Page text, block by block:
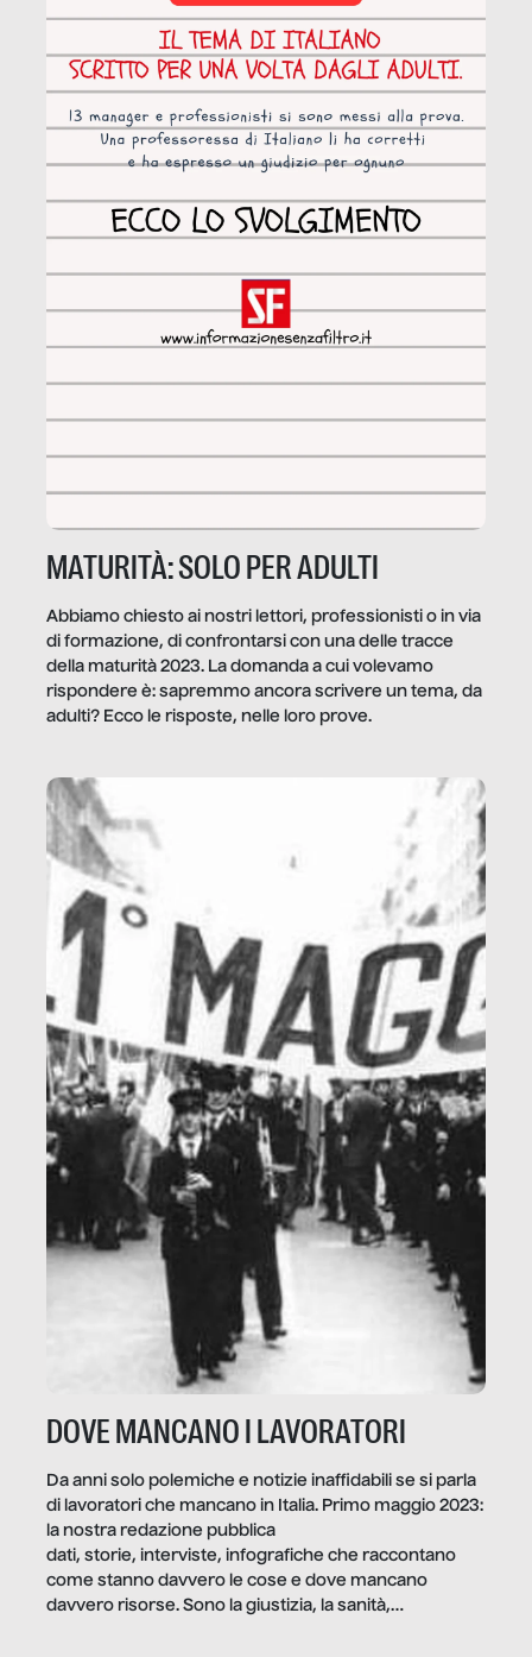
MATURITÀ: SOLO PER ADULTI
Abbiamo chiesto ai nostri lettori, professionisti o in via
di formazione, di confrontarsi con una delle tracce
della maturità 2023. La domanda a cui volevamo
rispondere è: sapremmo ancora scrivere un tema, da
adulti? Ecco le risposte, nelle loro prove.
DOVE MANCANO I LAVORATORI
Da anni solo polemiche e notizie inaffidabili se si parla
di lavoratori che mancano in Italia. Primo maggio 2023:
la nostra redazione pubblica
dati, storie, interviste, infografiche che raccontano
come stanno davvero le cose e dove mancano
davvero risorse. Sono la giustizia, la sanità,